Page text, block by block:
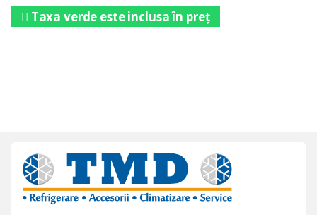
Taxa verde este inclusa în preț